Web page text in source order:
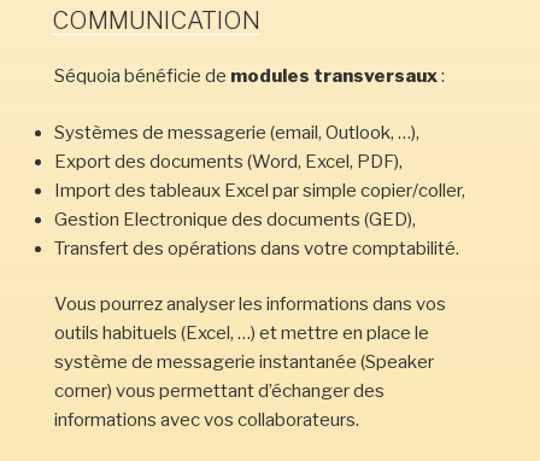
LE
COMMUNICATION
Séquoia bénéficie de modules transversaux:
Systèmes de messagerie (email, Outlook, …),
Export des documents (Word, Excel, PDF),
Import des tableaux Excel par simple copier/coller,
Gestion Electronique des documents (GED),
Transfert des opérations dans votre comptabilité.
Vous pourrez analyser les informations dans vos
outils habituels (Excel, …) et mettre en place le
système de messagerie instantanée (Speaker
corner) vous permettant d’échanger des
informations avec vos collaborateurs.